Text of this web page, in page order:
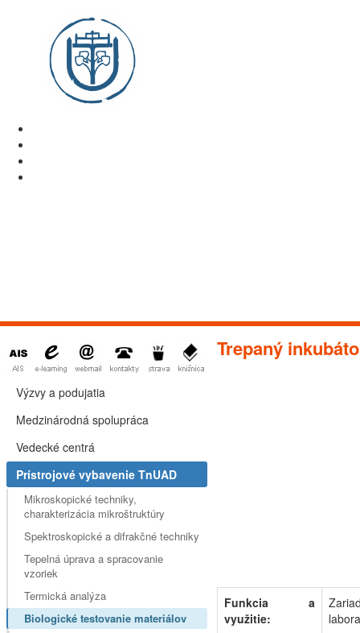
Trepaný
Funkcia a
využitie:
Výzvy a podujatia
Medzinárodná spolupráca
Vedecké centrá
Prístrojové vybavenie TnUAD
Mikroskopické techniky,
charakterizácia mikroštruktúry
Spektroskopické a difrakčné techniky
Tepelná úprava a spracovanie
vzoriek
Termická analýza
Biologické testovanie materiálov